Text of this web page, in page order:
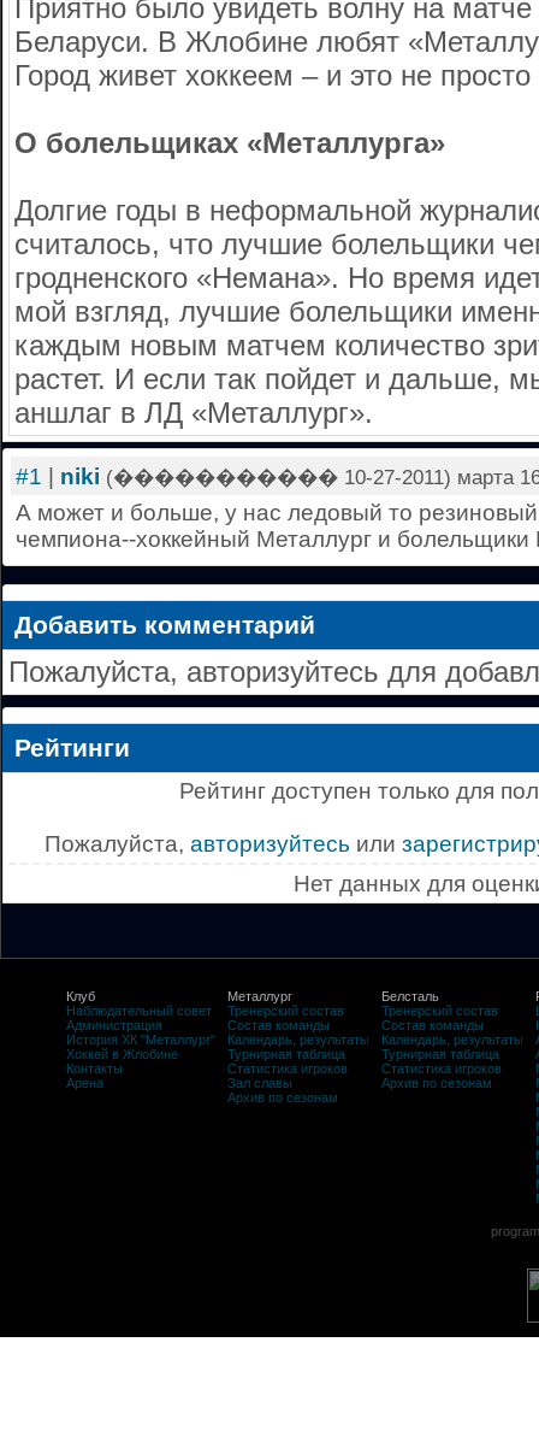
Приятно было увидеть волну на
Беларуси. В Жлобине любят
Город живет хоккеем – и это не
О болельщиках «Металлурга»
Долгие годы в неформальной
считалось, что лучшие болельщики
гродненского «Немана». Но время
мой взгляд, лучшие болельщики
каждым новым матчем количество
растет. И если так пойдет и дальше,
аншлаг в ЛД «Металлург».
#1 niki (����������� 10-27-2011) марта 16
А может и больше, у нас ледовый то
чемпиона--хоккейный Металлург и болельщики
Добавить комментарий
Пожалуйста, авторизуйтесь для
Рейтинги
Рейтинг доступен только для
Пожалуйста, авторизуйтесь или
Нет данных для
Клуб
Наблюдательный совет
Администрация
История ХК "Металлург"
Хоккей в Жлобине
Контакты
Арена
Металлург
Тренерский состав
Состав команды
Календарь, результаты
Турнирная таблица
Статистика игроков
Зал славы
Архив по сезонам
Белсталь
Тренерский состав
Состав команды
Календарь, результаты
Турнирная таблица
Статистика игроков
Архив по сезонам